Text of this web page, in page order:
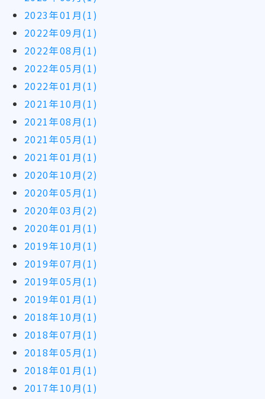
2023年01月(1)
2022年09月(1)
2022年08月(1)
2022年05月(1)
2022年01月(1)
2021年10月(1)
2021年08月(1)
2021年05月(1)
2021年01月(1)
2020年10月(2)
2020年05月(1)
2020年03月(2)
2020年01月(1)
2019年10月(1)
2019年07月(1)
2019年05月(1)
2019年01月(1)
2018年10月(1)
2018年07月(1)
2018年05月(1)
2018年01月(1)
2017年10月(1)